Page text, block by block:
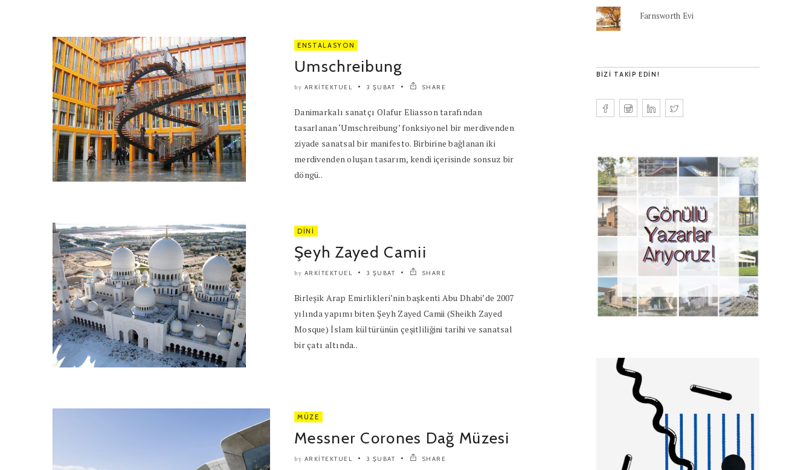
ENSTALASYON
Umschreibung
by ARKITEKTUEL 3 ŞUBAT SHARE
Danimarkalı sanatçı Olafur Eliasson tarafından
tasarlanan ‘Umschreibung’ fonksiyonel bir merdivenden
ziyade sanatsal bir manifesto. Birbirine bağlanan iki
merdivenden oluşan tasarım, kendi içerisinde sonsuz bir
döngü..
DINI
Şeyh Zayed Camii
by ARKITEKTUEL 3 ŞUBAT SHARE
Birleşik Arap Emirlikleri’nin başkenti Abu Dhabi’de 2007
yılında yapımı biten Şeyh Zayed Camii (Sheikh Zayed
Mosque) İslam kültürünün çeşitliliğini tarihi ve sanatsal
bir çatı altında..
MÜZE
Messner Corones Dağ Müzesi
by ARKITEKTUEL 3 ŞUBAT SHARE
Farnsworth Evi
BIZI TAKIP EDIN!